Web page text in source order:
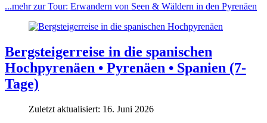
...mehr zur Tour: Erwandern von Seen & Wäldern in den Pyrenäen
Bergsteigerreise in die spanischen
Hochpyrenäen • Pyrenäen • Spanien (7-
Tage)
Zuletzt aktualisiert: 16. Juni 2026